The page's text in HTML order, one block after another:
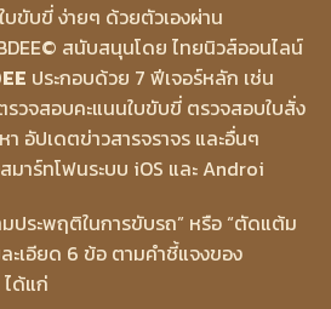
ขับขี่ ง่ายๆ ด้วยตัวเองผ่าน
© สนับสนุนโดย ไทยนิวส์ออนไลน์
ประกอบด้วย 7 ฟีเจอร์หลัก เช่น
วจสอบคะแนนใบขับขี่ ตรวจสอบใบสั่ง
อัปเดตข่าวสารจราจร และอื่นๆ
มาร์ทโฟนระบบ iOS และ Androi
ประพฤติในการขับรถ” หรือ “ตัดแต้ม
ะเอียด 6 ข้อ ตามคำชี้แจงของ
ด้แก่